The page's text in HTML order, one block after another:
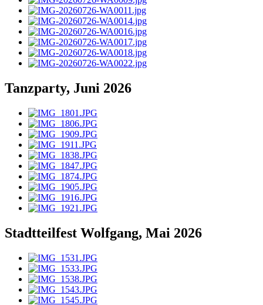
Tanzparty, Juni 2026
Stadtteilfest Wolfgang, Mai 2026